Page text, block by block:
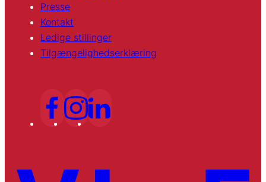
Presse
Kontakt
Ledige stillinger
Tilgængelighedserklæring